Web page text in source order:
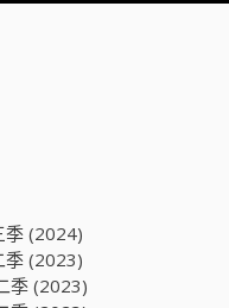
季 (2024)
季 (2023)
季 (2023)